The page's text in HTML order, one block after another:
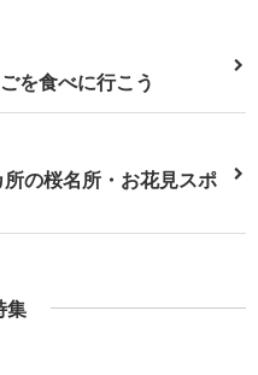
を食べに行こう
の桜名所・お花見スポ
集